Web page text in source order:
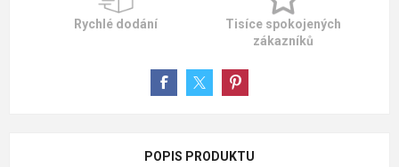
Rychlé dodání
Tisíce spokojených
zákazníků
POPIS PRODUKTU